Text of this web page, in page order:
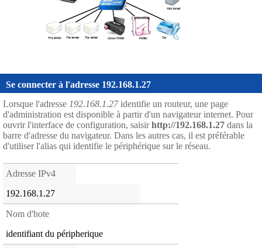
Se connecter à l'adresse 192.168.1.27
Lorsque l'adresse 192.168.1.27identifie un routeur, une page
d'administration est disponible à partir d'un navigateur internet. Pour
ouvrir l'interface de configuration, saisirhttp://192.168.1.27 dans la
barre d'adresse du navigateur. Dans les autres cas, il est préférable
d'utiliser l'alias qui identifie le périphérique sur le réseau.
Adresse IPv4
192.168.1.27
Nom d'hote
identifiant du péripherique